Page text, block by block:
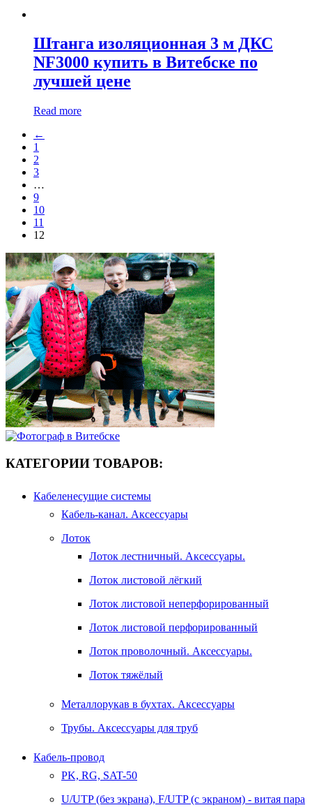
Штанга изоляционная 3 м ДКС
NF3000 купить в Витебске по
лучшей цене
Read more
←
1
2
3
…
9
10
11
12
КАТЕГОРИИ ТОВАРОВ:
Кабеленесущие системы
Кабель-канал. Аксессуары
Лоток
Лоток лестничный. Аксессуары.
Лоток листовой лёгкий
Лоток листовой неперфорированный
Лоток листовой перфорированный
Лоток проволочный. Аксессуары.
Лоток тяжёлый
Металлорукав в бухтах. Аксессуары
Трубы. Аксессуары для труб
Кабель-провод
PK, RG, SAT-50
U/UTP (без экрана), F/UTP (с экраном) - витая пара